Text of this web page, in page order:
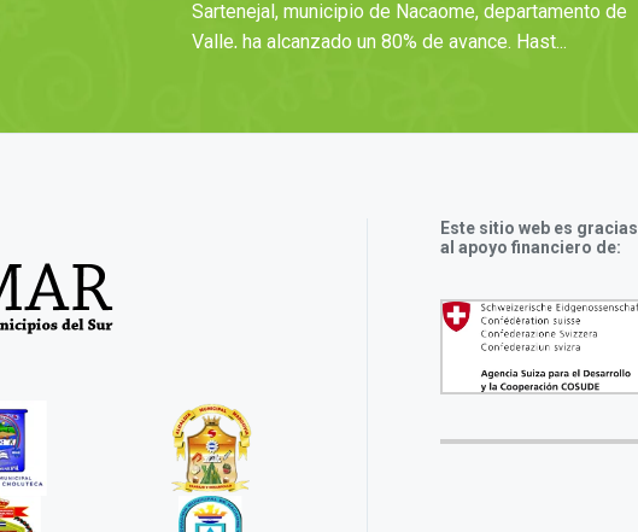
Sartenejal, municipio de Nacaome, departamento de
Valle, ha alcanzado un 80% de avance. Hast...
Este sitio web es gracias
al apoyo financiero de: